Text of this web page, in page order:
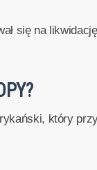
się na
który